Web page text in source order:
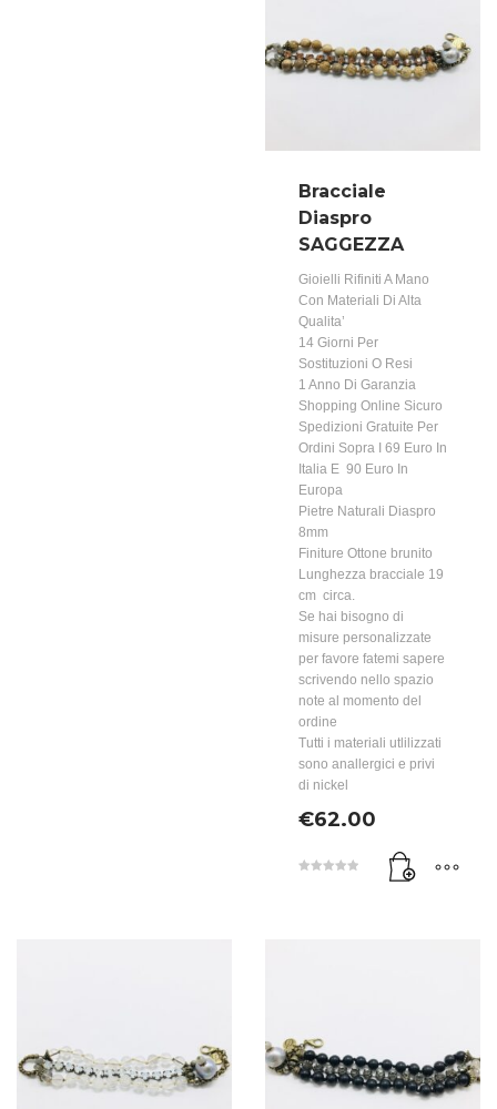
Bracciale
Diaspro
SAGGEZZA
Gioielli Rifiniti A Mano
Con Materiali Di Alta
Qualita’
14 Giorni Per
Sostituzioni O Resi
1 Anno Di Garanzia
Shopping Online Sicuro
Spedizioni Gratuite Per
Ordini Sopra I 69 Euro In
Italia E 90 Euro In
Europa
Pietre Naturali Diaspro
8mm
Finiture Ottone brunito
Lunghezza bracciale 19
cm circa.
Se hai bisogno di
misure personalizzate
per favore fatemi sapere
scrivendo nello spazio
note al momento del
ordine
Tutti i materiali utlilizzati
sono anallergici e privi
di nickel
€62.00